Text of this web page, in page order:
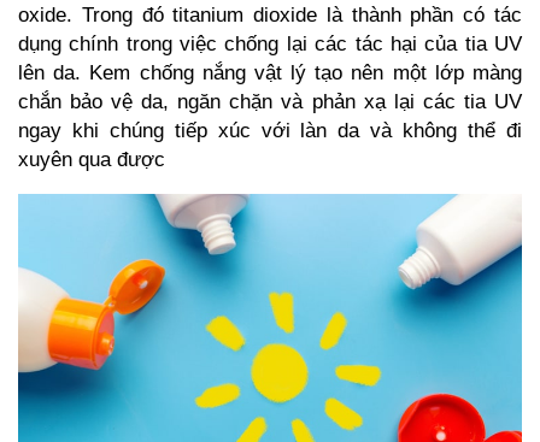
oxide. Trong đó titanium dioxide là thành phần có tác
dụng chính trong việc chống lại các tác hại của tia UV
lên da. Kem chống nắng vật lý tạo nên một lớp màng
chắn bảo vệ da, ngăn chặn và phản xạ lại các tia UV
ngay khi chúng tiếp xúc với làn da và không thể đi
xuyên qua được